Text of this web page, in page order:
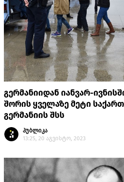
გერმანიიდან იანვარ-
შორის ყველაზე მეტი
გერმანიის შსს
პუბლიკა
13:25, 20 აგვისტო, 2023